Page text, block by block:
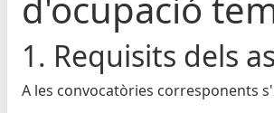
1. Requisits dels
A les convocatòries corresponents